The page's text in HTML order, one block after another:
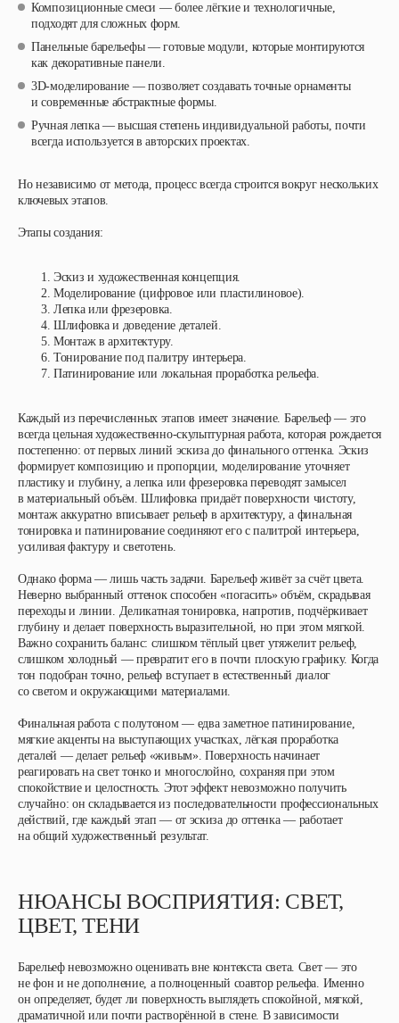
Композиционные смеси — более лёгкие и технологичные,
подходят для сложных форм.
Панельные барельефы — готовые модули, которые монтируются
как декоративные панели.
3D-моделирование — позволяет создавать точные орнаменты
и современные абстрактные формы.
Ручная лепка — высшая степень индивидуальной работы, почти
всегда используется в авторских проектах.
Но независимо от метода, процесс всегда строится вокруг нескольких
ключевых этапов.
Этапы создания:
Эскиз и художественная концепция.
Моделирование (цифровое или пластилиновое).
Лепка или фрезеровка.
Шлифовка и доведение деталей.
Монтаж в архитектуру.
Тонирование под палитру интерьера.
Патинирование или локальная проработка рельефа.
Каждый из перечисленных этапов имеет значение. Барельеф — это
всегда цельная художественно-скульптурная работа, которая рождается
постепенно: от первых линий эскиза до финального оттенка. Эскиз
формирует композицию и пропорции, моделирование уточняет
пластику и глубину, а лепка или фрезеровка переводят замысел
в материальный объём. Шлифовка придаёт поверхности чистоту,
монтаж аккуратно вписывает рельеф в архитектуру, а финальная
тонировка и патинирование соединяют его с палитрой интерьера,
усиливая фактуру и светотень.
Однако форма — лишь часть задачи. Барельеф живёт за счёт цвета.
Неверно выбранный оттенок способен «погасить» объём, скрадывая
переходы и линии. Деликатная тонировка, напротив, подчёркивает
глубину и делает поверхность выразительной, но при этом мягкой.
Важно сохранить баланс: слишком тёплый цвет утяжелит рельеф,
слишком холодный — превратит его в почти плоскую графику. Когда
тон подобран точно, рельеф вступает в естественный диалог
со светом и окружающими материалами.
Финальная работа с полутоном — едва заметное патинирование,
мягкие акценты на выступающих участках, лёгкая проработка
деталей — делает рельеф «живым». Поверхность начинает
реагировать на свет тонко и многослойно, сохраняя при этом
спокойствие и целостность. Этот эффект невозможно получить
случайно: он складывается из последовательности профессиональных
действий, где каждый этап — от эскиза до оттенка — работает
на общий художественный результат.
НЮАНСЫ ВОСПРИЯТИЯ: СВЕТ,
ЦВЕТ, ТЕНИ
Барельеф невозможно оценивать вне контекста света. Свет — это
не фон и не дополнение, а полноценный соавтор рельефа. Именно
он определяет, будет ли поверхность выглядеть спокойной, мягкой,
драматичной или почти растворённой в стене. В зависимости